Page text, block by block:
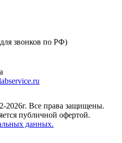
звонков по РФ)
Все права защищены.
публичной офертой.
данных.